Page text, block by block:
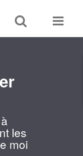
Toggle
search
Toggle
les
moi